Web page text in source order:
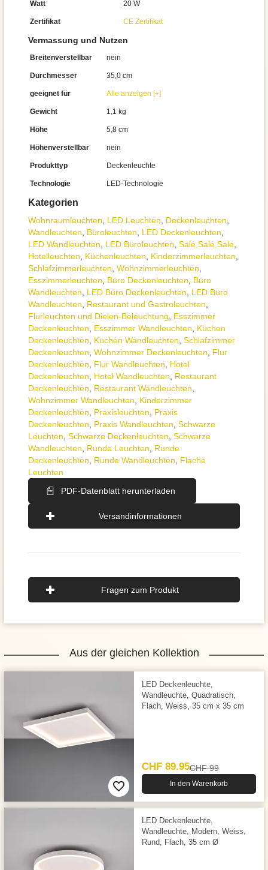
Kategorien
Wohnraum­leuchten LED Leuchten Decken­leuchten
Wand­leuchten
Büroleuchten LED Deckenleuchten
LED Wandleuchten
LED Büroleuchten Sale Sale Sale
Hotelleuchten
Küchenleuchten Kinderzimmer­leuchten
Schlafzimmer­leuchten Wohnzimmer­leuchten
Esszimmer­­leuchten
Büro Deckenleuchten
Büro
Wandleuchten
LED Büro Deckenleuchten
LED Büro
Wandleuchten
Restaurant und Gastroleuchten
Flurleuchten und Dielen-Beleuchtung
Esszimmer
Deckenleuchten
Esszimmer Wandleuchten
Küchen
Deckenleuchten
Küchen Wandleuchten Schlafzimmer
Deckenleuchten Wohnzimmer Deckenleuchten
Flur
Deckenleuchten
Flur Wandleuchten
Hotel
Deckenleuchten
Hotel Wandleuchten
Restaurant
Deckenleuchten
Restaurant Wandleuchten
Wohnzimmer Wandleuchten
Kinderzimmer
Deckenleuchten
Praxisleuchten
Praxis
Deckenleuchten
Praxis Wandleuchten Schwarze
Leuchten Schwarze Deckenleuchten Schwarze
Wandleuchten
Runde Leuchten
Runde
Deckenleuchten
Runde Wandleuchten
Flache
Leuchten
PDF-Datenblatt herunterladen
Versandinformationen
Watt 20 W
Zertifikat CE Zertifikat
Vermassung und Nutzen
Breitenverstellbar nein
Durchmesser 35,0 cm
geeignet für Alle anzeigen [+]
Gewicht 1,1 kg
Höhe 5,8 cm
Höhenverstellbar nein
Produkttyp Deckenleuchte
Technologie LED-Technologie
Fragen zum Produkt
Aus der gleichen Kollektion
LED Deckenleuchte,
Wandleuchte, Quadratisch,
Flach, Weiss, 35 cm x 35 cm
CHF 89.95CHF 99
In den Warenkorb
LED Deckenleuchte,
Wandleuchte, Modern, Weiss,
Rund, Flach, 35 cm Ø